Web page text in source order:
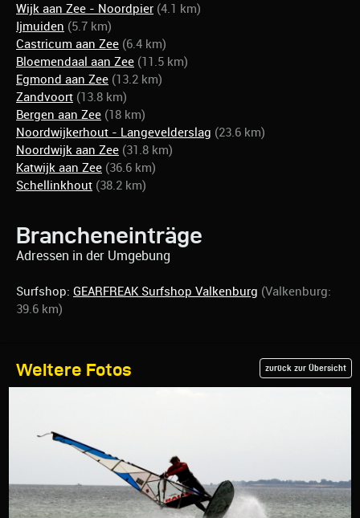
Wijk aan Zee - Noordpier (4.1 km)
Ijmuiden (5.7 km)
Castricum aan Zee (6.4 km)
Bloemendaal aan Zee (11.5 km)
Egmond aan Zee (13.2 km)
Zandvoort (13.8 km)
Bergen aan Zee (18 km)
Noordwijkerhout - Langevelderslag (23.6 km)
Noordwijk aan Zee (31.8 km)
Katwijk aan Zee (36.6 km)
Schellinkhout (38.2 km)
Brancheneinträge
Adressen in der Umgebung
Surfshop: GEARFREAK Surfshop Valkenburg (Valkenburg:
39.6 km)
Weitere Fotos zurück zur Übersicht